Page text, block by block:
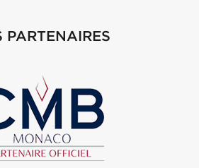
PARTENAIRES